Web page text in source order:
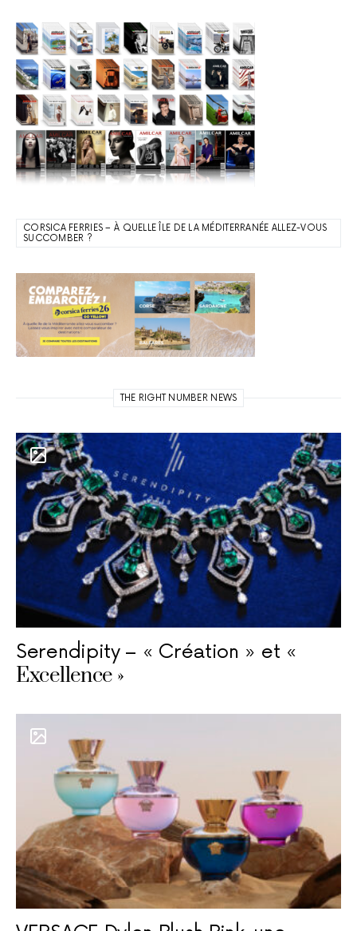
CORSICA FERRIES – À QUELLE ÎLE DE LA MÉDITERRANÉE ALLEZ-VOUS
SUCCOMBER ?
THE RIGHT NUMBER NEWS
Serendipity – « Création » et «
Excellence »